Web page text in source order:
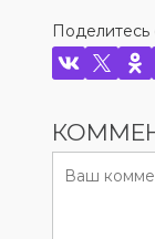
Поделитесь